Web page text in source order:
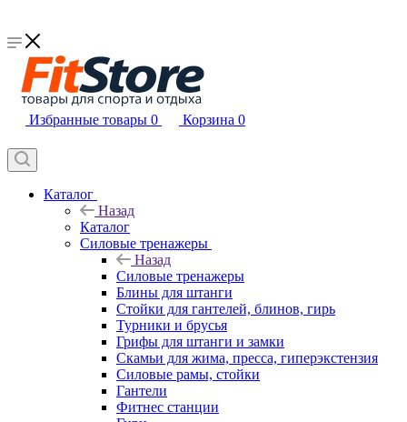
Избранные товары 0 Корзина 0
Каталог
Назад
Каталог
Силовые тренажеры
Назад
Силовые тренажеры
Блины для штанги
Стойки для гантелей, блинов, гирь
Турники и брусья
Грифы для штанги и замки
Скамьи для жима, пресса, гиперэкстензия
Силовые рамы, стойки
Гантели
Фитнес станции